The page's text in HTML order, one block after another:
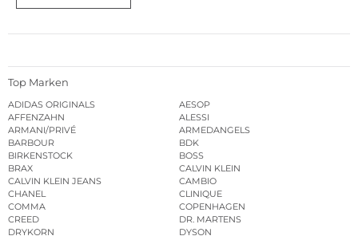
Top Marken
ADIDAS ORIGINALS
AESOP
AFFENZAHN
ALESSI
ARMANI/PRIVÉ
ARMEDANGELS
BARBOUR
BDK
BIRKENSTOCK
BOSS
BRAX
CALVIN KLEIN
CALVIN KLEIN JEANS
CAMBIO
CHANEL
CLINIQUE
COMMA
COPENHAGEN
CREED
DR. MARTENS
DRYKORN
DYSON